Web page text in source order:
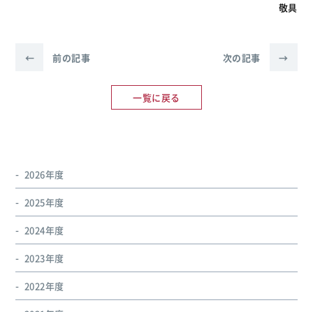
敬具
← 前の記事
一覧に戻る
次の記事 →
2026年度
2025年度
2024年度
2023年度
2022年度